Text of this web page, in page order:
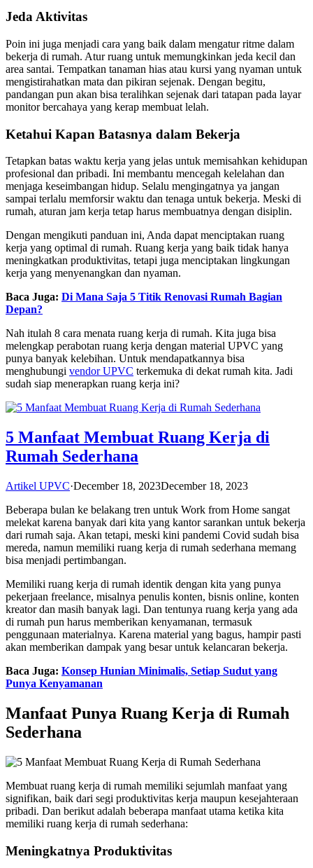
Jeda Aktivitas
Poin ini juga menjadi cara yang baik dalam mengatur ritme dalam
bekerja di rumah. Atur ruang untuk memungkinkan jeda kecil dan
area santai. Tempatkan tanaman hias atau kursi yang nyaman untuk
mengistirahatkan mata dan pikiran sejenak. Dengan begitu,
pandangan pun akan bisa teralihkan sejenak dari tatapan pada layar
monitor bercahaya yang kerap membuat lelah.
Ketahui Kapan Batasnya dalam Bekerja
Tetapkan batas waktu kerja yang jelas untuk memisahkan kehidupan
profesional dan pribadi. Ini membantu mencegah kelelahan dan
menjaga keseimbangan hidup. Selalu mengingatnya ya jangan
sampai terlalu memforsir waktu dan tenaga untuk bekerja. Meski di
rumah, aturan jam kerja tetap harus membuatnya dengan disiplin.
Dengan mengikuti panduan ini, Anda dapat menciptakan ruang
kerja yang optimal di rumah. Ruang kerja yang baik tidak hanya
meningkatkan produktivitas, tetapi juga menciptakan lingkungan
kerja yang menyenangkan dan nyaman.
Baca Juga: Di Mana Saja 5 Titik Renovasi Rumah Bagian
Depan?
Nah itulah 8 cara menata ruang kerja di rumah. Kita juga bisa
melengkap perabotan ruang kerja dengan material UPVC yang
punya banyak kelebihan. Untuk mendapatkannya bisa
menghubungi vendor UPVC terkemuka di dekat rumah kita. Jadi
sudah siap menerapkan ruang kerja ini?
5 Manfaat Membuat Ruang Kerja di
Rumah Sederhana
Artikel UPVC·December 18, 2023December 18, 2023
Beberapa bulan ke belakang tren untuk Work from Home sangat
melekat karena banyak dari kita yang kantor sarankan untuk bekerja
dari rumah saja. Akan tetapi, meski kini pandemi Covid sudah bisa
mereda, namun memiliki ruang kerja di rumah sederhana memang
bisa menjadi pertimbangan.
Memiliki ruang kerja di rumah identik dengan kita yang punya
pekerjaan freelance, misalnya penulis konten, bisnis online, konten
kreator dan masih banyak lagi. Dan tentunya ruang kerja yang ada
di rumah pun harus memberikan kenyamanan, termasuk
penggunaan materialnya. Karena material yang bagus, hampir pasti
akan memberikan dampak yang besar untuk kelancaran bekerja.
Baca Juga: Konsep Hunian Minimalis, Setiap Sudut yang
Punya Kenyamanan
Manfaat Punya Ruang Kerja di Rumah
Sederhana
Membuat ruang kerja di rumah memiliki sejumlah manfaat yang
signifikan, baik dari segi produktivitas kerja maupun kesejahteraan
pribadi. Dan berikut adalah beberapa manfaat utama ketika kita
memiliki ruang kerja di rumah sederhana:
Meningkatnya Produktivitas